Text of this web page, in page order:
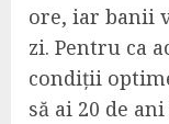
ore, iar banii
zi. Pentru ca
condiții
să ai 20 de